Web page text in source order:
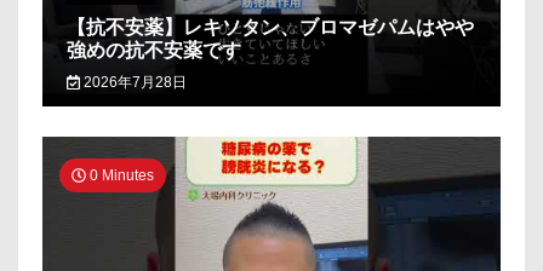
【抗不安薬】レキソタン、ブロマゼパムはやや
強めの抗不安薬です
2026年7月28日
0 Minutes